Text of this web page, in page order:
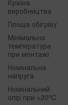
Країна
виробництва
Площа обігріву
Мінімальна
температура
при монтажі
Номінальна
напруга
Номінальний
опір при +20⁰C